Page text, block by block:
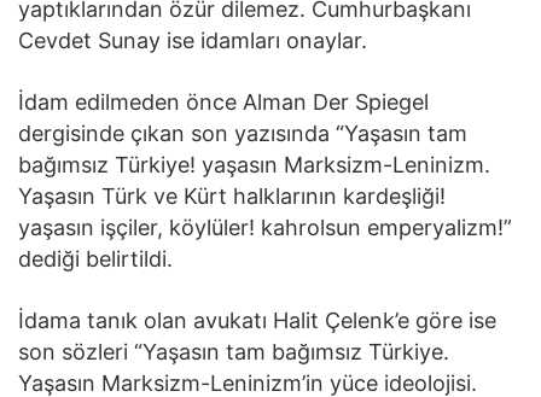
yaptıklarından özür dilemez. Cumhurbaşkanı
Cevdet Sunay ise idamları onaylar.
İdam edilmeden önce Alman Der Spiegel
dergisinde çıkan son yazısında “Yaşasın tam
bağımsız Türkiye! yaşasın Marksizm-Leninizm.
Yaşasın Türk ve Kürt halklarının kardeşliği!
yaşasın işçiler, köylüler! kahrolsun emperyalizm!”
dediği belirtildi.
İdama tanık olan avukatı Halit Çelenk’e göre ise
son sözleri “Yaşasın tam bağımsız Türkiye.
Yaşasın Marksizm-Leninizm’in yüce ideolojisi.